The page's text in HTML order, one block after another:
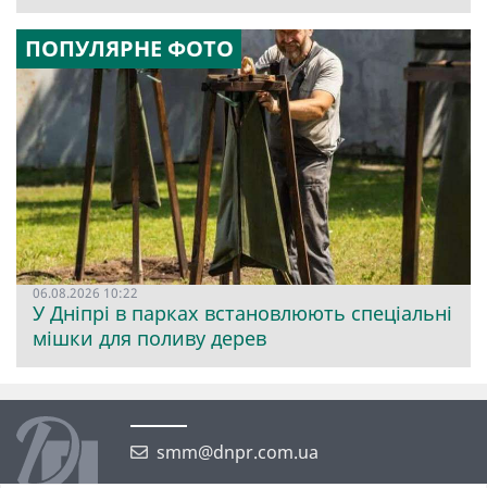
ПОПУЛЯРНЕ ФОТО
06.08.2026 10:22
У Дніпрі в парках встановлюють спеціальні
мішки для поливу дерев
smm@dnpr.com.ua